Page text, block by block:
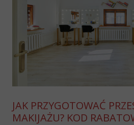
JAK PRZYGOTOWAĆ
MAKIJAŻU? KOD